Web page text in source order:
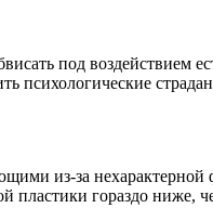
под воздействием
психологические
из-за
гораздо ниже,